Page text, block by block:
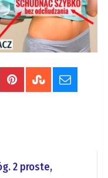
2 proste,